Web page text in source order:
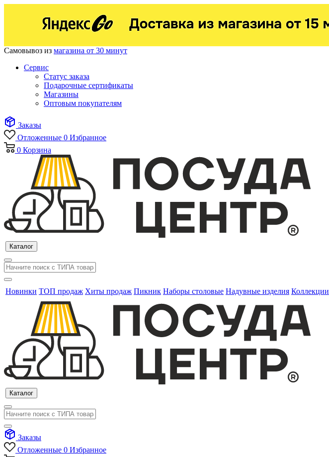
Самовывоз из магазина от 30 минут
Сервис
Статус заказа
Подарочные сертификаты
Магазины
Оптовым покупателям
Заказы
Отложенные 0 Избранное
0 Корзина
Каталог
Новинки ТОП продаж Хиты продаж Пикник Наборы столовые Надувные изделия Коллекции
Каталог
Заказы
Отложенные 0 Избранное